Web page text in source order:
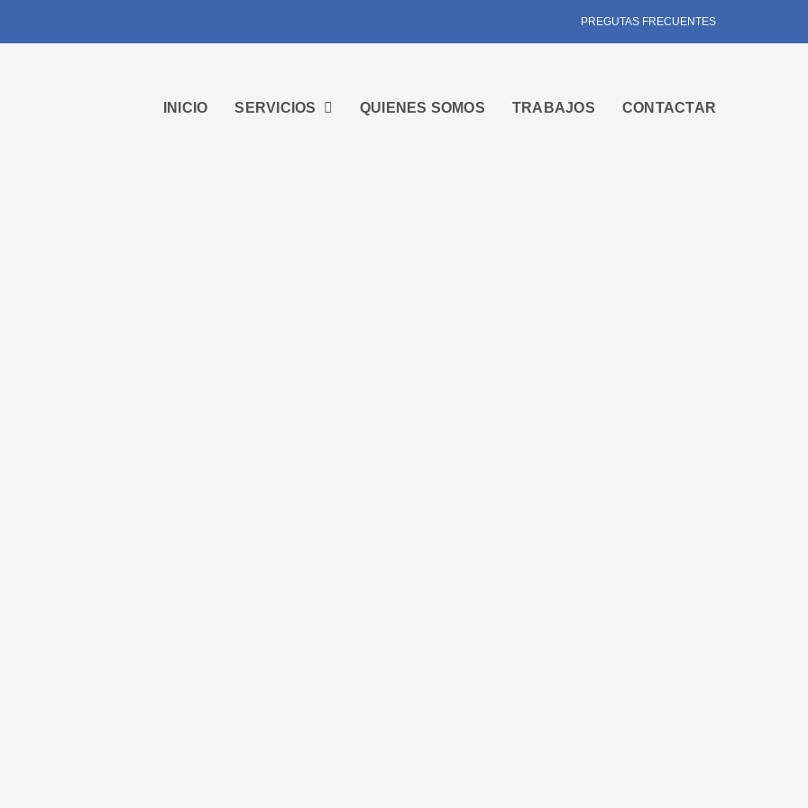
PREGUTAS FRECUENTES
INICIO SERVICIOS QUIENES SOMOS TRABAJOS CONTACTAR